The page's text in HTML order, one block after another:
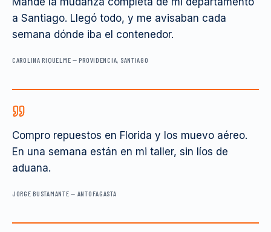
a Santiago. Llegó todo, y me avisaban cada
semana dónde iba el contenedor.
CAROLINA RIQUELME —PROVIDENCIA, SANTIAGO
Compro repuestos en Florida y los muevo aéreo.
En una semana están en mi taller, sin líos de
aduana.
JORGE BUSTAMANTE — ANTOFAGASTA